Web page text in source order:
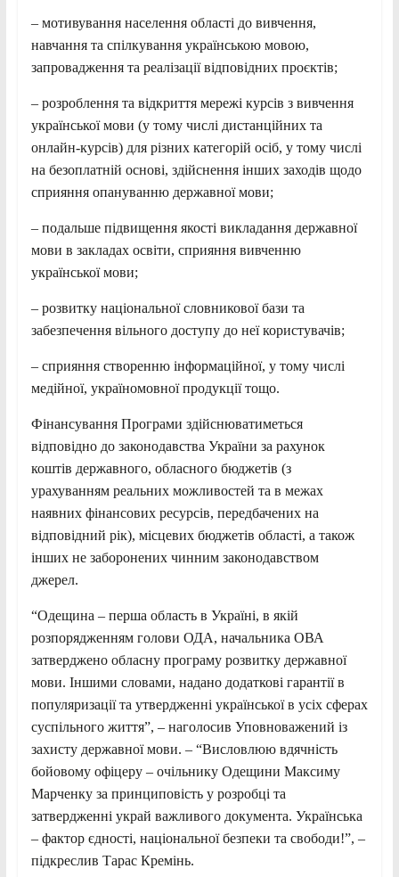
– мотивування населення області до вивчення,
навчання та спілкування українською мовою,
запровадження та реалізації відповідних проєктів;
– розроблення та відкриття мережі курсів з вивчення
української мови (у тому числі дистанційних та
онлайн-курсів) для різних категорій осіб, у тому числі
на безоплатній основі, здійснення інших заходів щодо
сприяння опануванню державної мови;
– подальше підвищення якості викладання державної
мови в закладах освіти, сприяння вивченню
української мови;
– розвитку національної словникової бази та
забезпечення вільного доступу до неї користувачів;
– сприяння створенню інформаційної, у тому числі
медійної, україномовної продукції тощо.
Фінансування Програми здійснюватиметься
відповідно до законодавства України за рахунок
коштів державного, обласного бюджетів (з
урахуванням реальних можливостей та в межах
наявних фінансових ресурсів, передбачених на
відповідний рік), місцевих бюджетів області, а також
інших не заборонених чинним законодавством
джерел.
“Одещина – перша область в Україні, в якій
розпорядженням голови ОДА, начальника ОВА
затверджено обласну програму розвитку державної
мови. Іншими словами, надано додаткові гарантії в
популяризації та утвердженні української в усіх сферах
суспільного життя”, – наголосив Уповноважений із
захисту державної мови. – “Висловлюю вдячність
бойовому офіцеру – очільнику Одещини Максиму
Марченку за принциповість у розробці та
затвердженні украй важливого документа. Українська
– фактор єдності, національної безпеки та свободи!”, –
підкреслив Тарас Кремінь.